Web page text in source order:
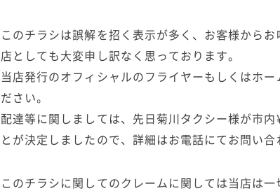
このチラシは誤解を招く表示が多く、お客様から
店としても大変申し訳なく思っております。
当店発行のオフィシャルのフライヤーもしくはホ
ださい。
配達等に関しましては、先日菊川タクシー様が市
とが決定しましたので、詳細はお電話にてお問い合
このチラシに関してのクレームに関しては当店は